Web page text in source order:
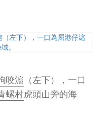
咬滬 （左下），一口
螺村虎頭山旁的海